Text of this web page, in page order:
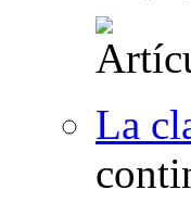
La